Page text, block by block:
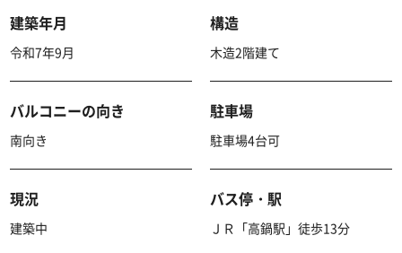
建築年月
令和7年9月
構造
木造2階建て
バルコニーの向き
南向き
駐車場
駐車場4台可
現況
建築中
バス停・駅
ＪＲ「高鍋駅」徒歩13分